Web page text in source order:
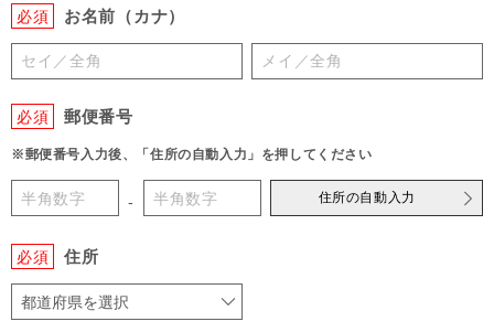
必須 お名前（カナ）
必須 郵便番号
※郵便番号入力後、「住所の自動入力」を押してください
- 住所の自動入力
必須 住所
都道府県を選択